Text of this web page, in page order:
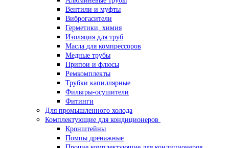
Вентили и муфты
Виброгасители
Герметики, химия
Изоляция для труб
Масла для компрессоров
Медные трубы
Припои и флюсы
Ремкомплекты
Трубки капиллярные
Фильтры-осушители
Фитинги
Для промышленного холода
Комплектующие для кондиционеров
Кронштейны
Помпы дренажные